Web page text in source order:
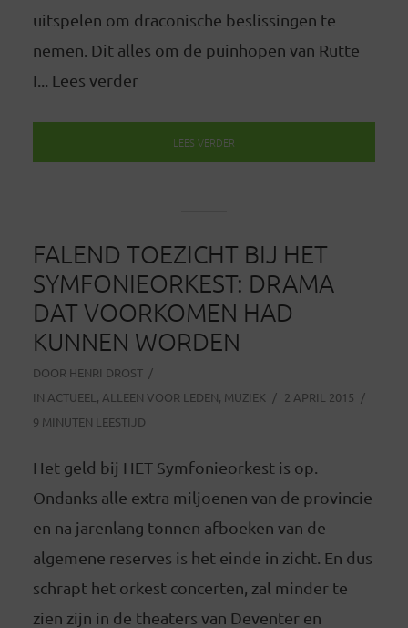
uitspelen om draconische beslissingen te
nemen. Dit alles om de puinhopen van Rutte
I... Lees verder
LEES VERDER
FALEND TOEZICHT BIJ HET
SYMFONIEORKEST: DRAMA
DAT VOORKOMEN HAD
KUNNEN WORDEN
DOOR HENRI DROST
IN ACTUEEL , ALLEEN VOOR LEDEN, MUZIEK
2 APRIL 2015
9 MINUTEN LEESTIJD
Het geld bij HET Symfonieorkest is op.
Ondanks alle extra miljoenen van de provincie
en na jarenlang tonnen afboeken van de
algemene reserves is het einde in zicht. En dus
schrapt het orkest concerten, zal minder te
zien zijn in de theaters van Deventer en